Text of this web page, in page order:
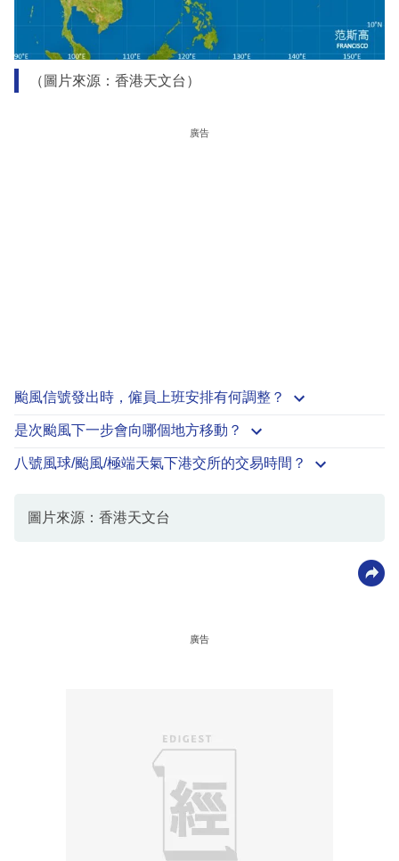
（圖片來源：香港天文台）
廣告
颱風信號發出時，僱員上班安排有何調整？
是次颱風下一步會向哪個地方移動？
八號風球/颱風/極端天氣下港交所的交易時間？
圖片來源：香港天文台
廣告